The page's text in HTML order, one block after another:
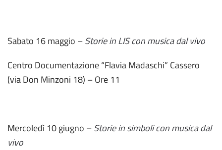
Sabato 16 maggio –Storie in LIS con musica dal vivo
Centro Documentazione “Flavia Madaschi” Cassero
(via Don Minzoni 18) – Ore 11
Mercoledì 10 giugno –Storie in simboli con musica dal
vivo